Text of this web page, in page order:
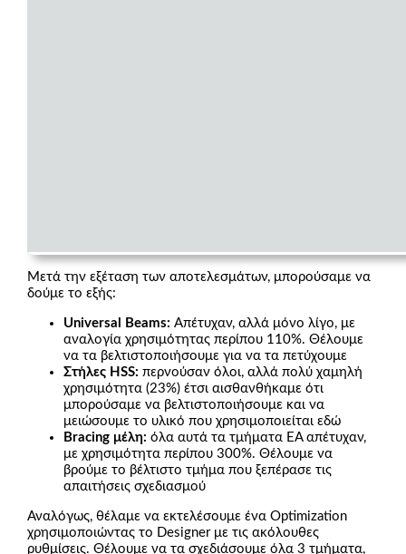
Μετά την εξέταση των αποτελεσμάτων, μπορούσαμε να
δούμε το εξής:
Universal Beams: Απέτυχαν, αλλά μόνο λίγο, με
αναλογία χρησιμότητας περίπου 110%. Θέλουμε
να τα βελτιστοποιήσουμε για να τα πετύχουμε
Στήλες HSS: περνούσαν όλοι, αλλά πολύ χαμηλή
χρησιμότητα (23%) έτσι αισθανθήκαμε ότι
μπορούσαμε να βελτιστοποιήσουμε και να
μειώσουμε το υλικό που χρησιμοποιείται εδώ
Bracing μέλη: όλα αυτά τα τμήματα EA απέτυχαν,
με χρησιμότητα περίπου 300%. Θέλουμε να
βρούμε το βέλτιστο τμήμα που ξεπέρασε τις
απαιτήσεις σχεδιασμού
Αναλόγως, θέλαμε να εκτελέσουμε ένα Optimization
χρησιμοποιώντας το Designer με τις ακόλουθες
ρυθμίσεις. Θέλουμε να τα σχεδιάσουμε όλα 3 τμήματα,